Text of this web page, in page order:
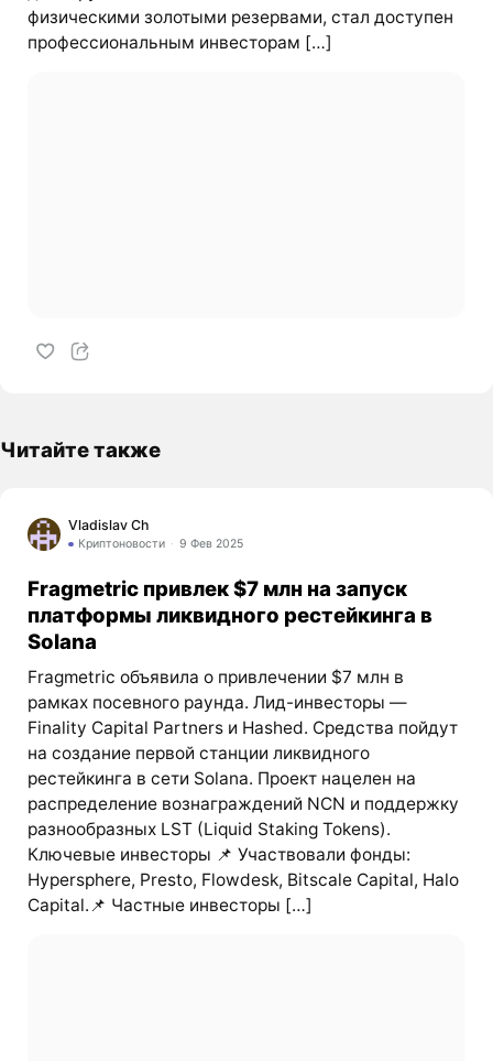
физическими золотыми резервами, стал доступен
профессиональным инвесторам […]
Читайте также
Vladislav Ch
Криптоновости 9 Фев 2025
Fragmetric привлек $7 млн на запуск
платформы ликвидного рестейкинга в
Solana
Fragmetric объявила о привлечении $7 млн в
рамках посевного раунда. Лид-инвесторы —
Finality Capital Partners и Hashed. Средства пойдут
на создание первой станции ликвидного
рестейкинга в сети Solana. Проект нацелен на
распределение вознаграждений NCN и поддержку
разнообразных LST (Liquid Staking Tokens).
Ключевые инвесторы 📌 Участвовали фонды:
Hypersphere, Presto, Flowdesk, Bitscale Capital, Halo
Capital.📌 Частные инвесторы […]